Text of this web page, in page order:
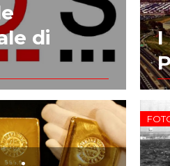
di
I